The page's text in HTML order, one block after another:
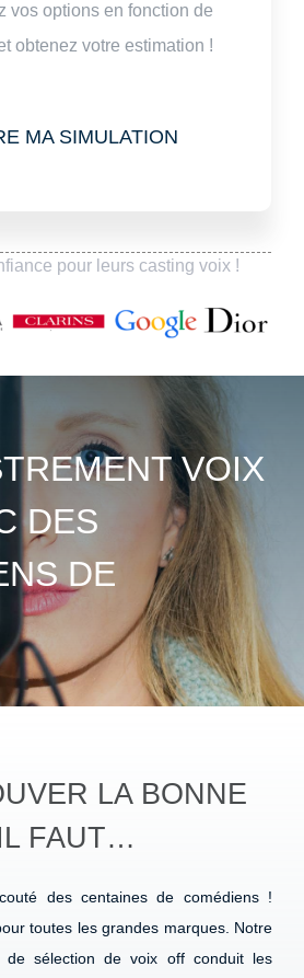
vos options en fonction de
obtenez votre estimation !
MA SIMULATION
pour leurs casting voix !
VOIX
DES
DE
LA BONNE
FAUT…
des centaines de comédiens !
toutes les grandes marques. Notre
de sélection de voix off conduit les